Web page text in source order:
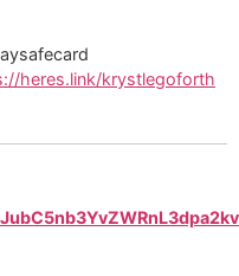
heres.link/krystlegoforth